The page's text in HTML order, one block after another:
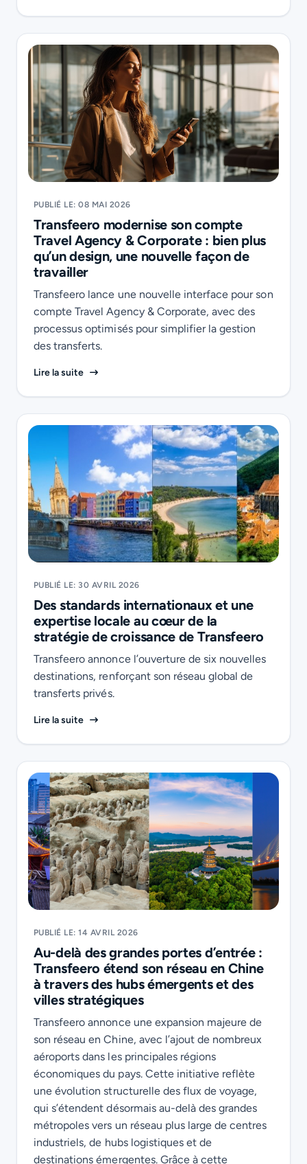
PUBLIÉ LE: 08 MAI 2026
Transfeero modernise son compte
Travel Agency & Corporate : bien plus
qu’un design, une nouvelle façon de
travailler
Transfeero lance une nouvelle interface pour son
compte Travel Agency & Corporate, avec des
processus optimisés pour simplifier la gestion
des transferts.
Lire la suite Transfeero modernise son compte Travel
PUBLIÉ LE: 30 AVRIL 2026
Des standards internationaux et une
expertise locale au cœur de la
stratégie de croissance de Transfeero
Transfeero annonce l’ouverture de six nouvelles
destinations, renforçant son réseau global de
transferts privés.
Lire la suite Des standards internationaux et une expertise
PUBLIÉ LE: 14 AVRIL 2026
Au-delà des grandes portes d’entrée :
Transfeero étend son réseau en Chine
à travers des hubs émergents et des
villes stratégiques
Transfeero annonce une expansion majeure de
son réseau en Chine, avec l’ajout de nombreux
aéroports dans les principales régions
économiques du pays. Cette initiative reflète
une évolution structurelle des flux de voyage,
qui s’étendent désormais au-delà des grandes
métropoles vers un réseau plus large de centres
industriels, de hubs logistiques et de
destinations émergentes. Grâce à cette